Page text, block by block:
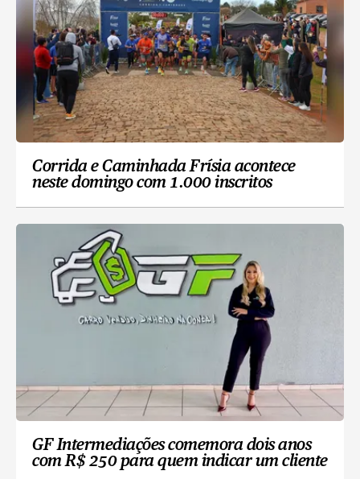
Corrida e Caminhada Frísia acontece
neste domingo com 1.000 inscritos
GF Intermediações comemora dois anos
com R$ 250 para quem indicar um cliente